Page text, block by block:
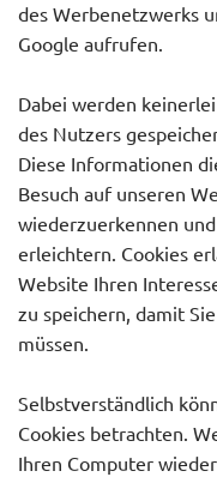
des Werbenetzwerks
Google aufrufen.
Dabei werden
des Nutzers
Diese Informationen
Besuch auf unseren
wiederzuerkennen
erleichtern. Cookies
Website Ihren
zu speichern, damit
müssen.
Selbstverständlich
Cookies betrachten.
Ihren Computer